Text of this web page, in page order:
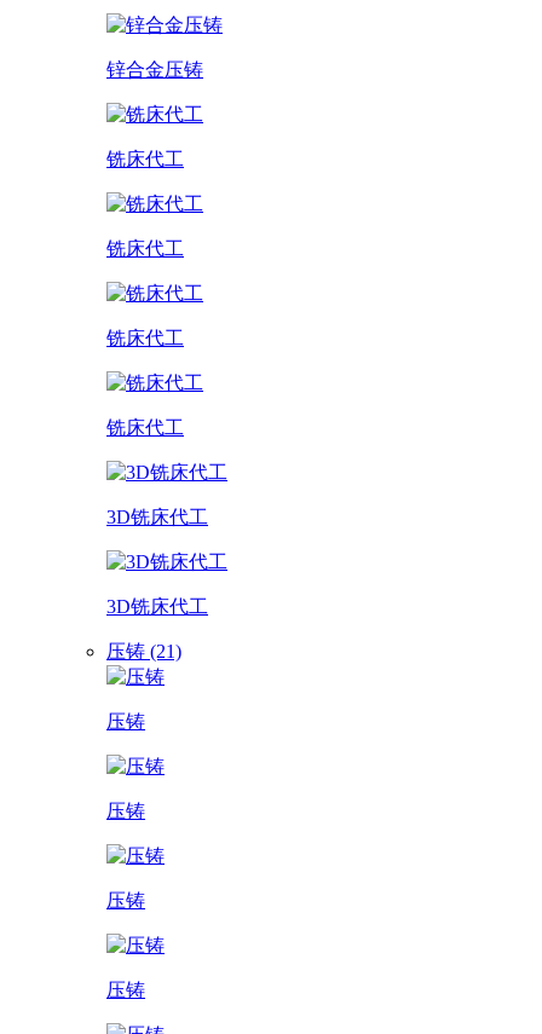
锌合金压铸
铣床代工
铣床代工
铣床代工
铣床代工
3D铣床代工
3D铣床代工
压铸 (21)
压铸
压铸
压铸
压铸